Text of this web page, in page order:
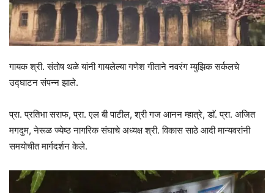
गायक श्री. संतोष थळे यांनी गायलेल्या गणेश गीताने नवरंग म्युझिक सर्कलचे
उद्घाटन संपन्न झाले.
प्रा. प्रतिभा सराफ, प्रा. एल बी पाटील, श्री गज आनन म्हात्रे, डाॅ. प्रा. अजित
मगदुम, नेरूळ ज्येष्ठ नागरिक संघाचे अध्यक्ष श्री. विकास साठे आदी मान्यवरांनी
समयोचीत मार्गदर्शन केले.